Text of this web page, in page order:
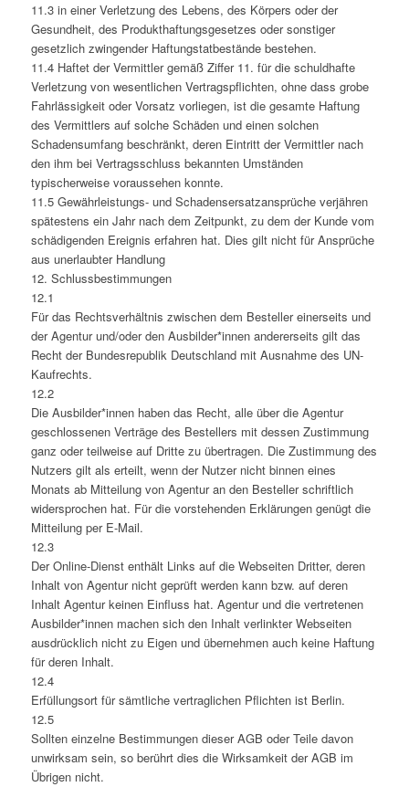
11.3 in einer Verletzung des Lebens, des Körpers oder der
Gesundheit, des Produkthaftungsgesetzes oder sonstiger
gesetzlich zwingender Haftungstatbestände bestehen.
11.4 Haftet der Vermittler gemäß Ziffer 11. für die schuldhafte
Verletzung von wesentlichen Vertragspflichten, ohne dass grobe
Fahrlässigkeit oder Vorsatz vorliegen, ist die gesamte Haftung
des Vermittlers auf solche Schäden und einen solchen
Schadensumfang beschränkt, deren Eintritt der Vermittler nach
den ihm bei Vertragsschluss bekannten Umständen
typischerweise voraussehen konnte.
11.5 Gewährleistungs- und Schadensersatzansprüche verjähren
spätestens ein Jahr nach dem Zeitpunkt, zu dem der Kunde vom
schädigenden Ereignis erfahren hat. Dies gilt nicht für Ansprüche
aus unerlaubter Handlung
12. Schlussbestimmungen
12.1
Für das Rechtsverhältnis zwischen dem Besteller einerseits und
der Agentur und/oder den Ausbilder*innen andererseits gilt das
Recht der Bundesrepublik Deutschland mit Ausnahme des UN-
Kaufrechts.
12.2
Die Ausbilder*innen haben das Recht, alle über die Agentur
geschlossenen Verträge des Bestellers mit dessen Zustimmung
ganz oder teilweise auf Dritte zu übertragen. Die Zustimmung des
Nutzers gilt als erteilt, wenn der Nutzer nicht binnen eines
Monats ab Mitteilung von Agentur an den Besteller schriftlich
widersprochen hat. Für die vorstehenden Erklärungen genügt die
Mitteilung per E-Mail.
12.3
Der Online-Dienst enthält Links auf die Webseiten Dritter, deren
Inhalt von Agentur nicht geprüft werden kann bzw. auf deren
Inhalt Agentur keinen Einfluss hat. Agentur und die vertretenen
Ausbilder*innen machen sich den Inhalt verlinkter Webseiten
ausdrücklich nicht zu Eigen und übernehmen auch keine Haftung
für deren Inhalt.
12.4
Erfüllungsort für sämtliche vertraglichen Pflichten ist Berlin.
12.5
Sollten einzelne Bestimmungen dieser AGB oder Teile davon
unwirksam sein, so berührt dies die Wirksamkeit der AGB im
Übrigen nicht.